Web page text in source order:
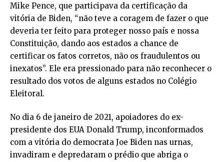
Mike Pence, que participava da certificação da
vitória de Biden, “não teve a coragem de fazer o que
deveria ter feito para proteger nosso país e nossa
Constituição, dando aos estados a chance de
certificar os fatos corretos, não os fraudulentos ou
inexatos”. Ele era pressionado para não reconhecer o
resultado dos votos de alguns estados no Colégio
Eleitoral.
No dia 6 de janeiro de 2021, apoiadores do ex-
presidente dos EUA Donald Trump, inconformados
com a vitória do democrata Joe Biden nas urnas,
invadiram e depredaram o prédio que abriga o